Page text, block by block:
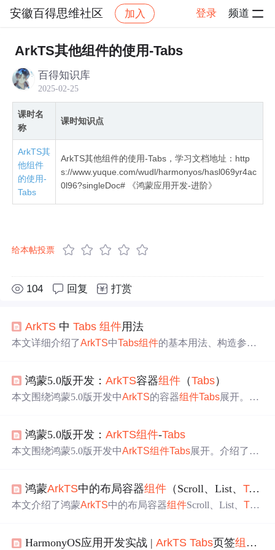
安徽百得思维社区 加入 登录 频道
社区 安徽百得思维社区 全网首发鸿蒙NEXT星河
ArkTS其他组件的使用-Tabs
百得知识库
2025-02-25
课时名
称
课时知识点
ArkTS其
他组件
的使用-
Tabs
ArkTS其他组件的使用-Tabs，学习文档地址：http
s://www.yuque.com/wudl/harmonyos/hasl069yr4ac
0l96?singleDoc# 《鸿蒙应用开发-进阶》
给本帖投票
104 回复 打赏
ArkTS 中Tabs 组件用法
本文详细介绍了ArkTS中Tabs组件的基本用法、构造参
顶部选项卡和垂直选项卡的设计建议。同时，还给出了性
能优化和用户体验方面的最佳实践。
鸿蒙5.0版开发：ArkTS容器组件 （Tabs）
本文围绕鸿蒙5.0版开发中ArkTS的容器组件Tabs展开。介
了 TabsController的使用，最后给出多个示例展示其不同功
能的实现。
鸿蒙5.0版开发：ArkTS组件-Tabs
本文围绕鸿蒙5.0版开发中ArkTS组件Tabs展开。介绍了 Ta
象和枚举进行说明，并给出多个使用
示例，帮助开发者掌
握Tabs组件开发。
鸿蒙ArkTS中的布局容器组件 （Scroll、List、Tabs
本文介绍了鸿蒙ArkTS中的布局容器组件Scroll、List、Tab
bs 组件可通过页签切换不同内容视图。文中还分别阐述了
HarmonyOS应用开发实战 |ArkTS Tabs页签组件